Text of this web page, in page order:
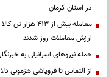
در استان کرمان
معامله بیش از
ارزش معاملات روز شدند
حمله نیروهای اسرائیلی به
از التماس تا فروپاشی هژمونی